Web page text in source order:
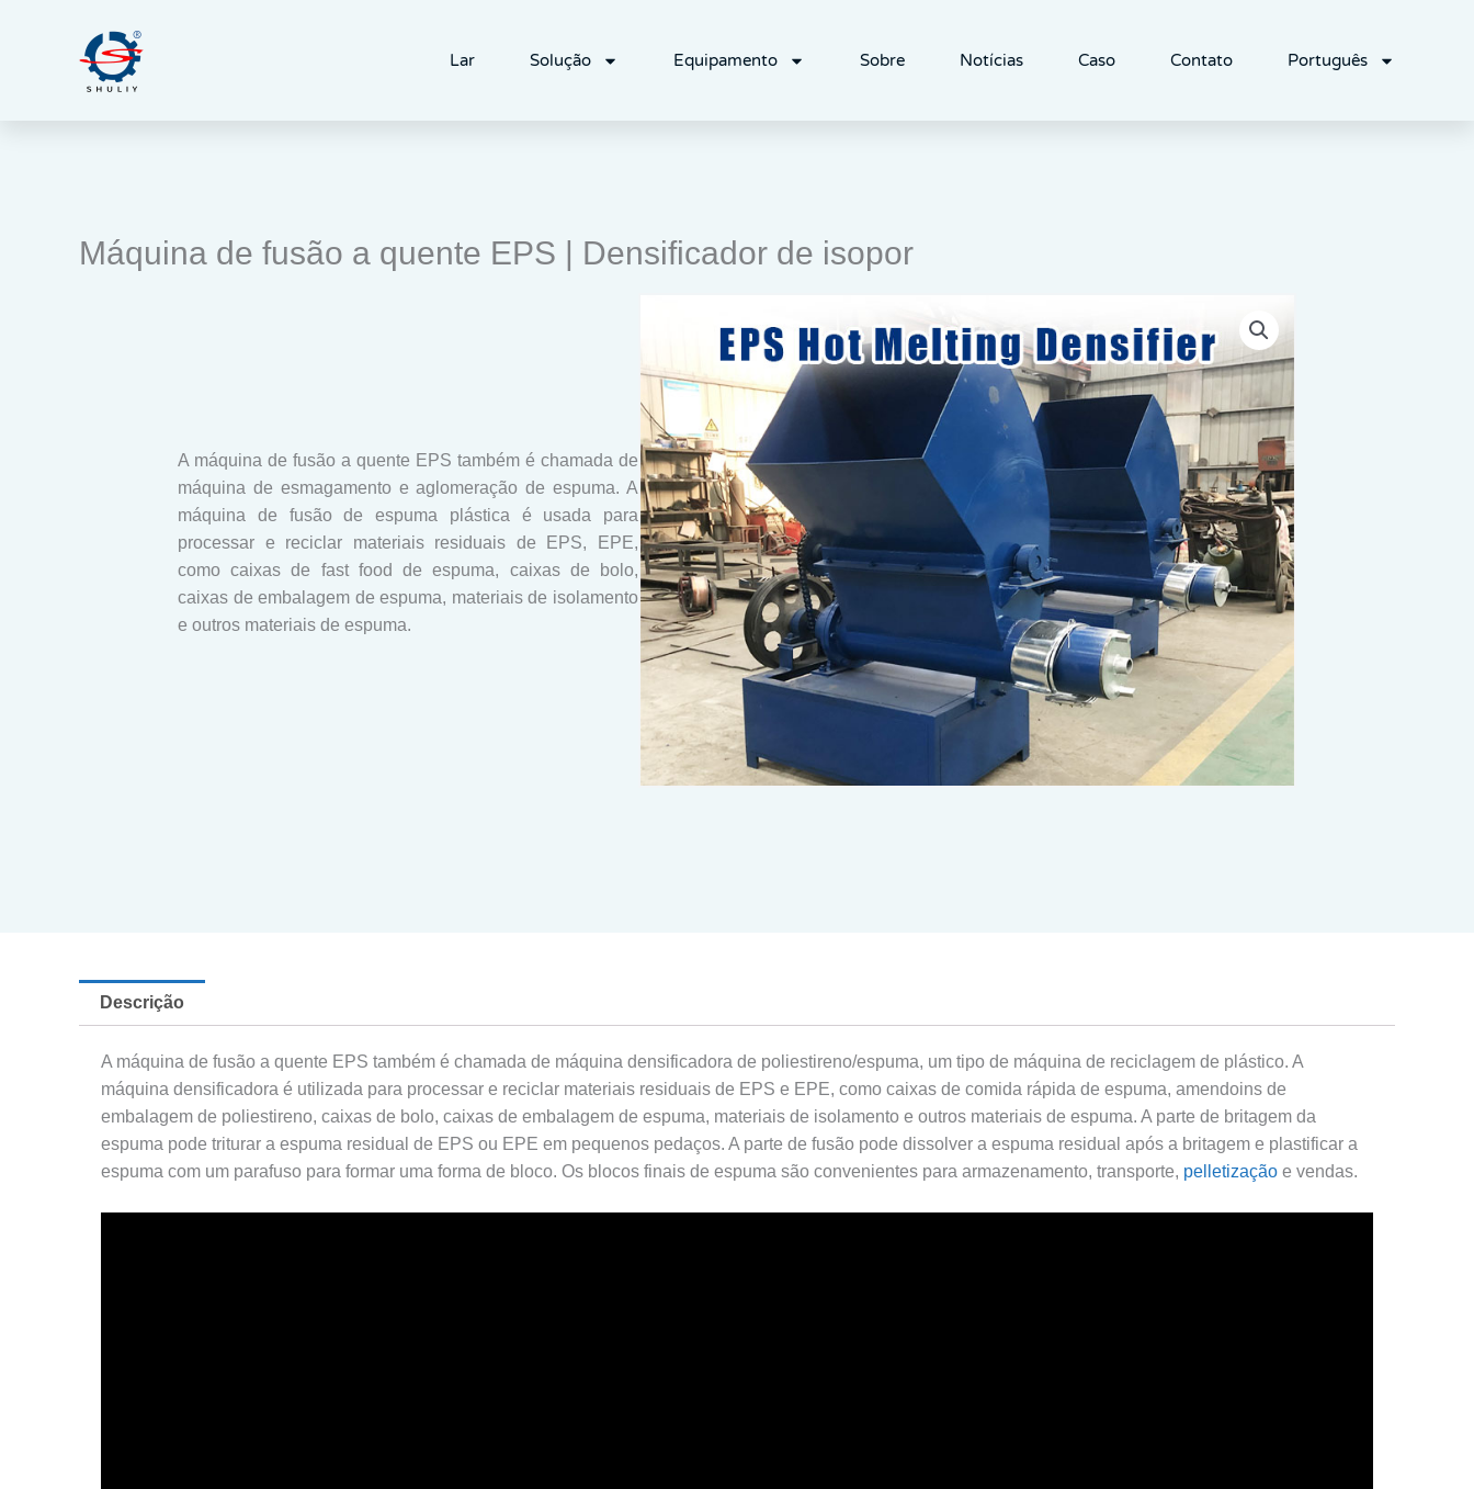
Lar Solução Equipamento Sobre Notícias Caso Contato Português
Máquina de fusão a quente EPS | Densificador de isopor
A máquina de fusão a quente EPS também é chamada de
máquina de esmagamento e aglomeração de espuma. A
máquina de fusão de espuma plástica é usada para
processar e reciclar materiais residuais de EPS, EPE,
como caixas de fast food de espuma, caixas de bolo,
caixas de embalagem de espuma, materiais de isolamento
e outros materiais de espuma.
Descrição
A máquina de fusão a quente EPS também é chamada de máquina densificadora de poliestireno/espuma, um tipo de máquina de reciclagem de plástico. A
máquina densificadora é utilizada para processar e reciclar materiais residuais de EPS e EPE, como caixas de comida rápida de espuma, amendoins de
embalagem de poliestireno, caixas de bolo, caixas de embalagem de espuma, materiais de isolamento e outros materiais de espuma. A parte de britagem da
espuma pode triturar a espuma residual de EPS ou EPE em pequenos pedaços. A parte de fusão pode dissolver a espuma residual após a britagem e plastificar a
espuma com um parafuso para formar uma forma de bloco. Os blocos finais de espuma são convenientes para armazenamento, transporte, pelletização e vendas.